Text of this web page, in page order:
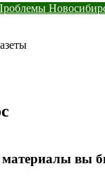
материалы вы